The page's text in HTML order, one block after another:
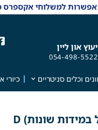
און ליין
054-498-5522
וכלים סניטריים
ארון אמבטיה מעוצב דגם "אנטוניו" (ניתן לקבל במידות שונות) D